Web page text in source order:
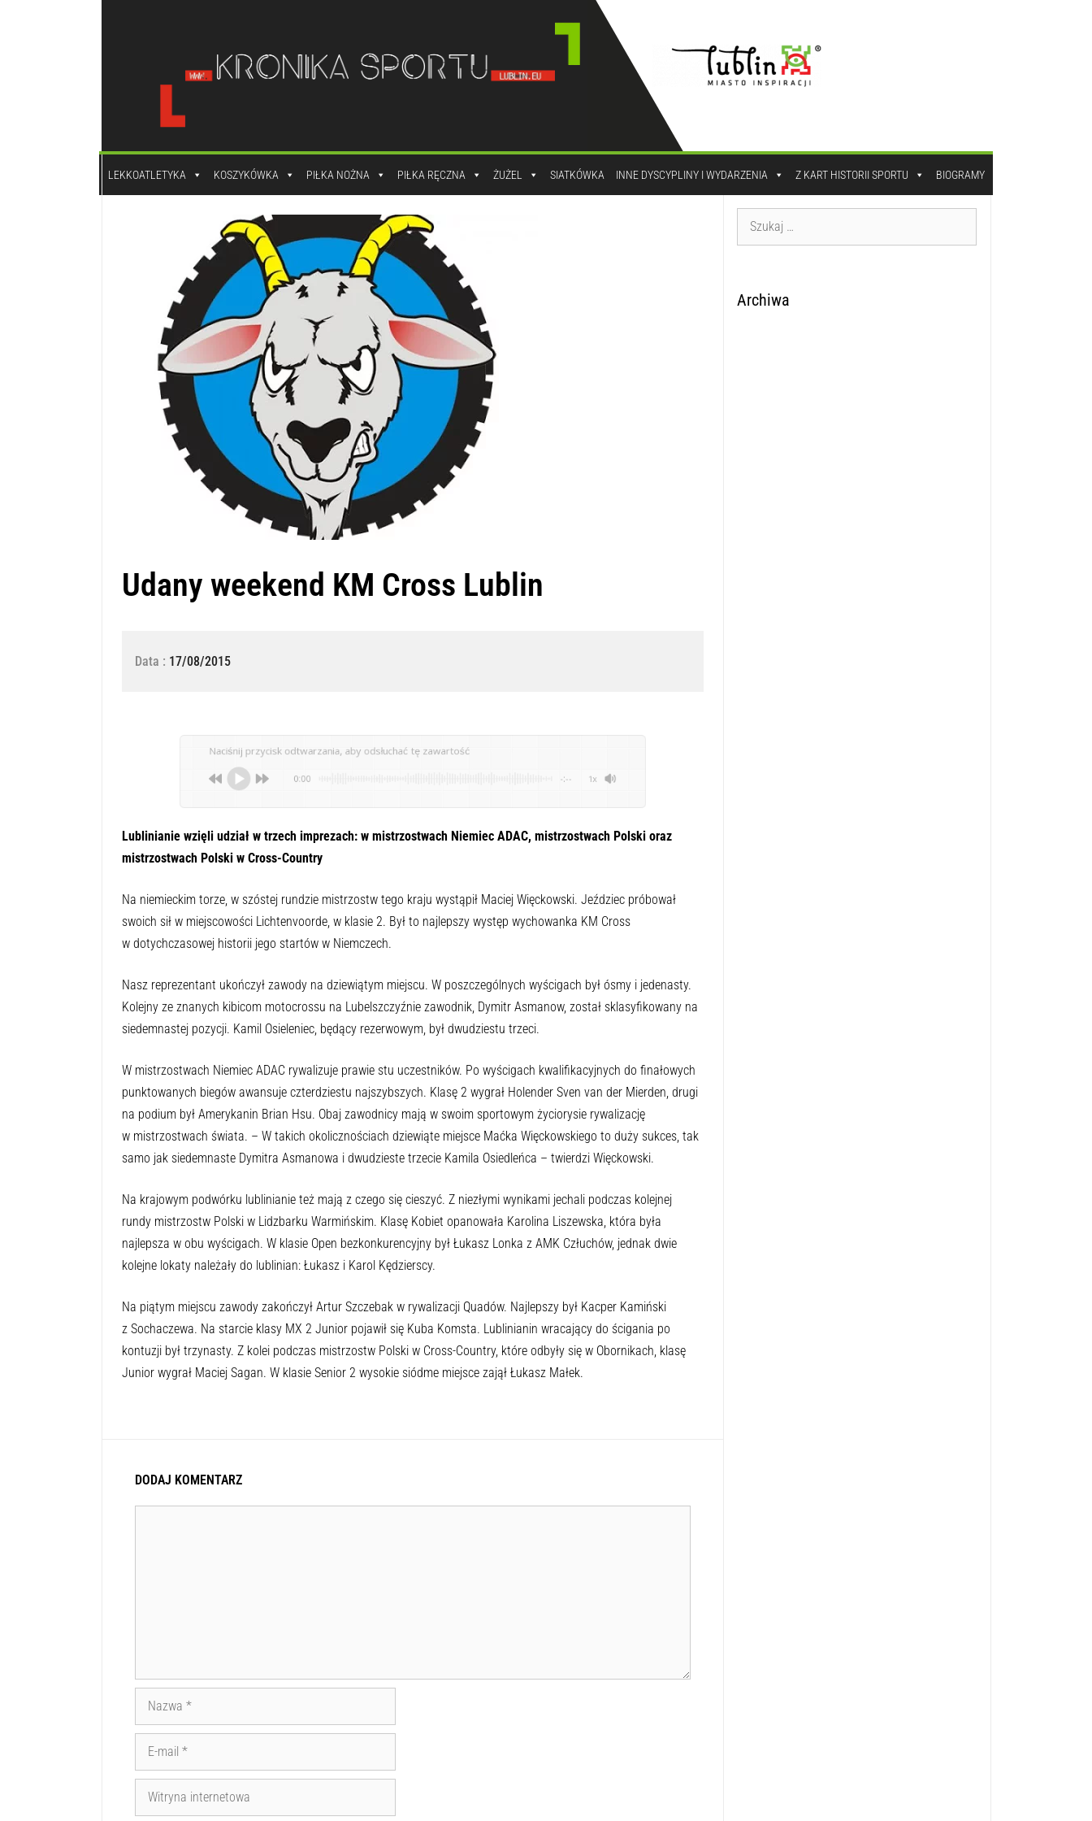
LEKKOATLETYKA KOSZYKÓWKA PIŁKA NOŻNA PIŁKA RĘCZNA ŻUŻEL SIATKÓWKA INNE DYSCYPLINY I WYDARZENIA Z KART HISTORII SPORTU BIOGRAMY
Udany weekend KM Cross Lublin
Data : 17/08/2015
Naciśnij przycisk odtwarzania, aby odsłuchać tę zawartość
0:00 -:--
Lublinianie wzięli udział w trzech imprezach: w mistrzostwach Niemiec ADAC, mistrzostwach Polski oraz
mistrzostwach Polski w Cross-Country
Na niemieckim torze, w szóstej rundzie mistrzostw tego kraju wystąpił Maciej Więckowski. Jeździec próbował
swoich sił w miejscowości Lichtenvoorde, w klasie 2. Był to najlepszy występ wychowanka KM Cross
w dotychczasowej historii jego startów w Niemczech.
Nasz reprezentant ukończył zawody na dziewiątym miejscu. W poszczególnych wyścigach był ósmy i jedenasty.
Kolejny ze znanych kibicom motocrossu na Lubelszczyźnie zawodnik, Dymitr Asmanow, został sklasyfikowany na
siedemnastej pozycji. Kamil Osieleniec, będący rezerwowym, był dwudziestu trzeci.
W mistrzostwach Niemiec ADAC rywalizuje prawie stu uczestników. Po wyścigach kwalifikacyjnych do finałowych
punktowanych biegów awansuje czterdziestu najszybszych. Klasę 2 wygrał Holender Sven van der Mierden, drugi
na podium był Amerykanin Brian Hsu. Obaj zawodnicy mają w swoim sportowym życiorysie rywalizację
w mistrzostwach świata. – W takich okolicznościach dziewiąte miejsce Maćka Więckowskiego to duży sukces, tak
samo jak siedemnaste Dymitra Asmanowa i dwudzieste trzecie Kamila Osiedleńca – twierdzi Więckowski.
Na krajowym podwórku lublinianie też mają z czego się cieszyć. Z niezłymi wynikami jechali podczas kolejnej
rundy mistrzostw Polski w Lidzbarku Warmińskim. Klasę Kobiet opanowała Karolina Liszewska, która była
najlepsza w obu wyścigach. W klasie Open bezkonkurencyjny był Łukasz Lonka z AMK Człuchów, jednak dwie
kolejne lokaty należały do lublinian: Łukasz i Karol Kędzierscy.
Na piątym miejscu zawody zakończył Artur Szczebak w rywalizacji Quadów. Najlepszy był Kacper Kamiński
z Sochaczewa. Na starcie klasy MX 2 Junior pojawił się Kuba Komsta. Lublinianin wracający do ścigania po
kontuzji był trzynasty. Z kolei podczas mistrzostw Polski w Cross-Country, które odbyły się w Obornikach, klasę
Junior wygrał Maciej Sagan. W klasie Senior 2 wysokie siódme miejsce zajął Łukasz Małek.
DODAJ KOMENTARZ
Archiwa